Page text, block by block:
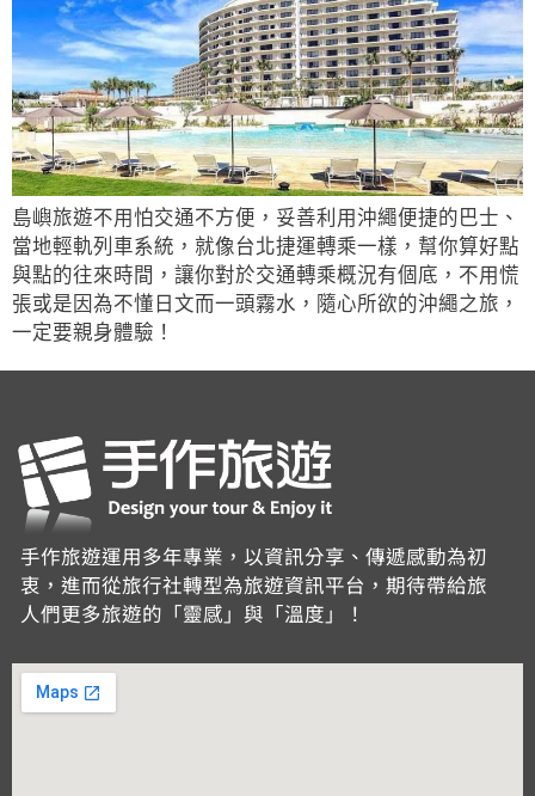
島嶼旅遊不用怕交通不方便，妥善利用沖繩便捷的巴士、
當地輕軌列車系統，就像台北捷運轉乘一樣，幫你算好點
與點的往來時間，讓你對於交通轉乘概況有個底，不用慌
張或是因為不懂日文而一頭霧水，隨心所欲的沖繩之旅，
一定要親身體驗！
手作旅遊運用多年專業，以資訊分享、傳遞感動為初
衷，進而從旅行社轉型為旅遊資訊平台，期待帶給旅
人們更多旅遊的「靈感」與「溫度」！